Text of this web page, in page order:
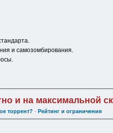
и самозомбирования.
и на максимальной
торрент? · Рейтинг и ограничения